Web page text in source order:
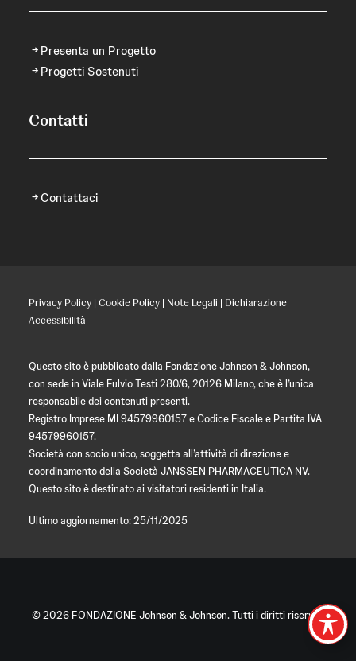
Presenta un Progetto
Progetti Sostenuti
Contatti
Contattaci
Privacy Policy | Cookie Policy | Note Legali | Dichiarazione
Accessibilità
Questo sito è pubblicato dalla Fondazione Johnson & Johnson,
con sede in Viale Fulvio Testi 280/6, 20126 Milano, che è l’unica
responsabile dei contenuti presenti.
Registro Imprese MI 94579960157 e Codice Fiscale e Partita IVA
94579960157.
Società con socio unico, soggetta all’attività di direzione e
coordinamento della Società JANSSEN PHARMACEUTICA NV.
Questo sito è destinato ai visitatori residenti in Italia.
Ultimo aggiornamento: 25/11/2025
© 2026 FONDAZIONE Johnson & Johnson. Tutti i diritti riservati